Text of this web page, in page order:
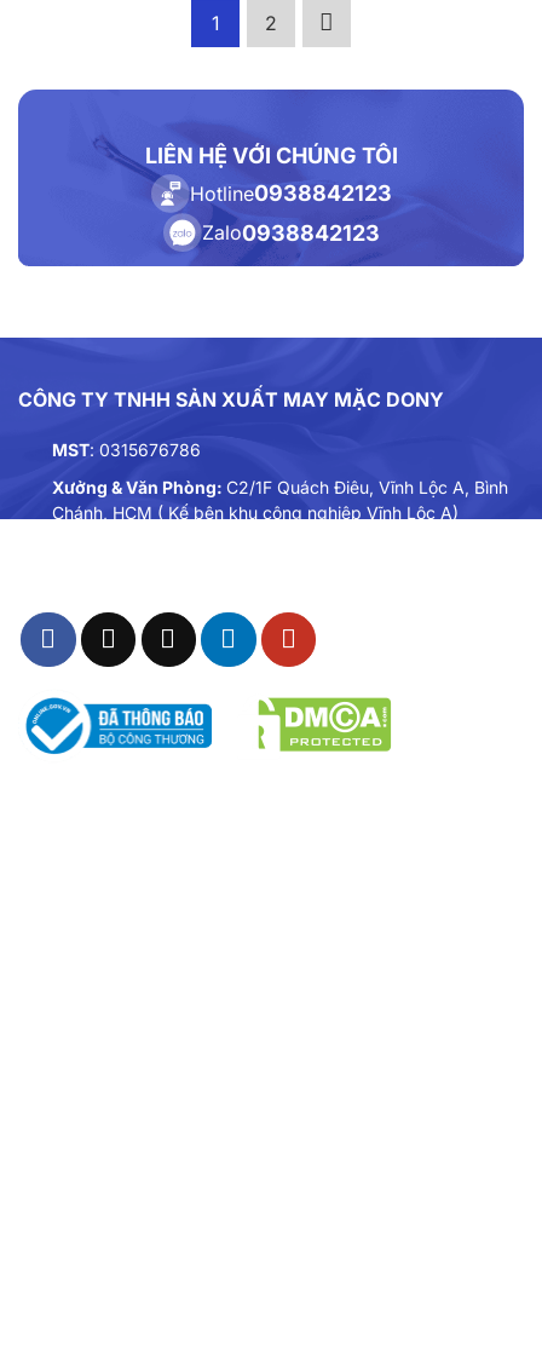
1 2
LIÊN HỆ VỚI CHÚNG TÔI
Hotline0938842123
Zalo0938842123
CÔNG TY TNHH SẢN XUẤT MAY MẶC DONY
MST: 0315676786
Xưởng & Văn Phòng: C2/1F Quách Điêu, Vĩnh Lộc A, Bình
Chánh, HCM ( Kế bên khu công nghiệp Vĩnh Lộc A)